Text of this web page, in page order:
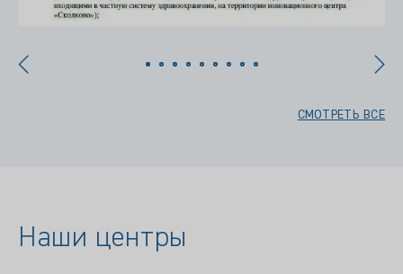
СМОТРЕТЬ ВСЕ
Наши центры